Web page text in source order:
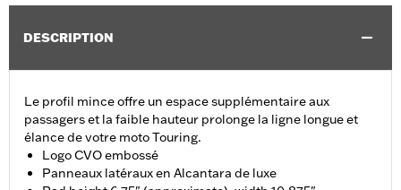
DESCRIPTION
Le profil mince offre un espace supplémentaire aux
passagers et la faible hauteur prolonge la ligne longue et
élance de votre moto Touring.
Logo CVO embossé
Panneaux latéraux en Alcantara de luxe